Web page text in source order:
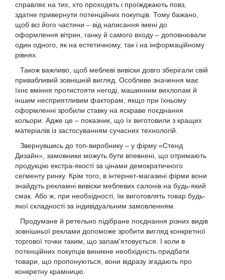
справляє на тих, хто проходять і проїжджають повз,
здатне привернути потенційних покупців. Тому бажано,
щоб всі його частини – від написання імені до
оформлення вітрин, ганку й самого входу – доповнювали
один одного, як на естетичному, так і на інформаційному
рівнях.
Також важливо, щоб меблеві вивіски довго зберігали свій
привабливий зовнішній вигляд. Особливе значення має
їхнє вміння протистояти негоді, машинним вихлопам й
іншим несприятливим факторам, якщо при їхньому
оформленні зробили ставку на яскраве поєднання
кольори. Адже це – показник, що їх виготовили з кращих
матеріалів із застосуванням сучасних технологій.
Звернувшись до топ-виробнику – у фірму «Стенд
Дизайн», замовники можуть бути впевнені, що отримають
продукцію екстра-якості за цінами демократичного
сегменту ринку. Крім того, в інтернет-магазині фірми вони
знайдуть рекламні вивіски меблевих салонів на будь-який
смак. Або ж, при необхідності, їм виготовлять товар будь-
якої складності за індивідуальним замовленням.
Продумане й ретельно підібране поєднання різних видів
зовнішньої реклами допоможе зробити вигляд конкретної
торгової точки таким, що запам'ятовується. І коли в
потенційних покупців виникне необхідність придбати
товари, що пропонуються, вони відразу згадають про
конкретну крамницю.